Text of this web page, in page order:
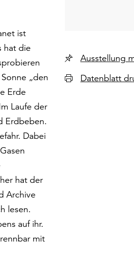
ist
hat die
„den
Erde
Laufe der
Erdbeben.
Dabei
hat der
Archive
lesen.
auf ihr.
mit
Datenblatt